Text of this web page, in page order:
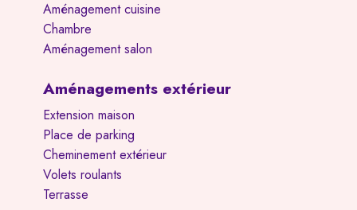
Aménagement cuisine
Chambre
Aménagement salon
Aménagements extérieur
Extension maison
Place de parking
Cheminement extérieur
Volets roulants
Terrasse